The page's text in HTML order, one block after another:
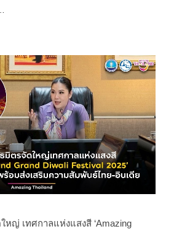
ญ่ เทศกาลแห่งแสงสี ‘Amazing